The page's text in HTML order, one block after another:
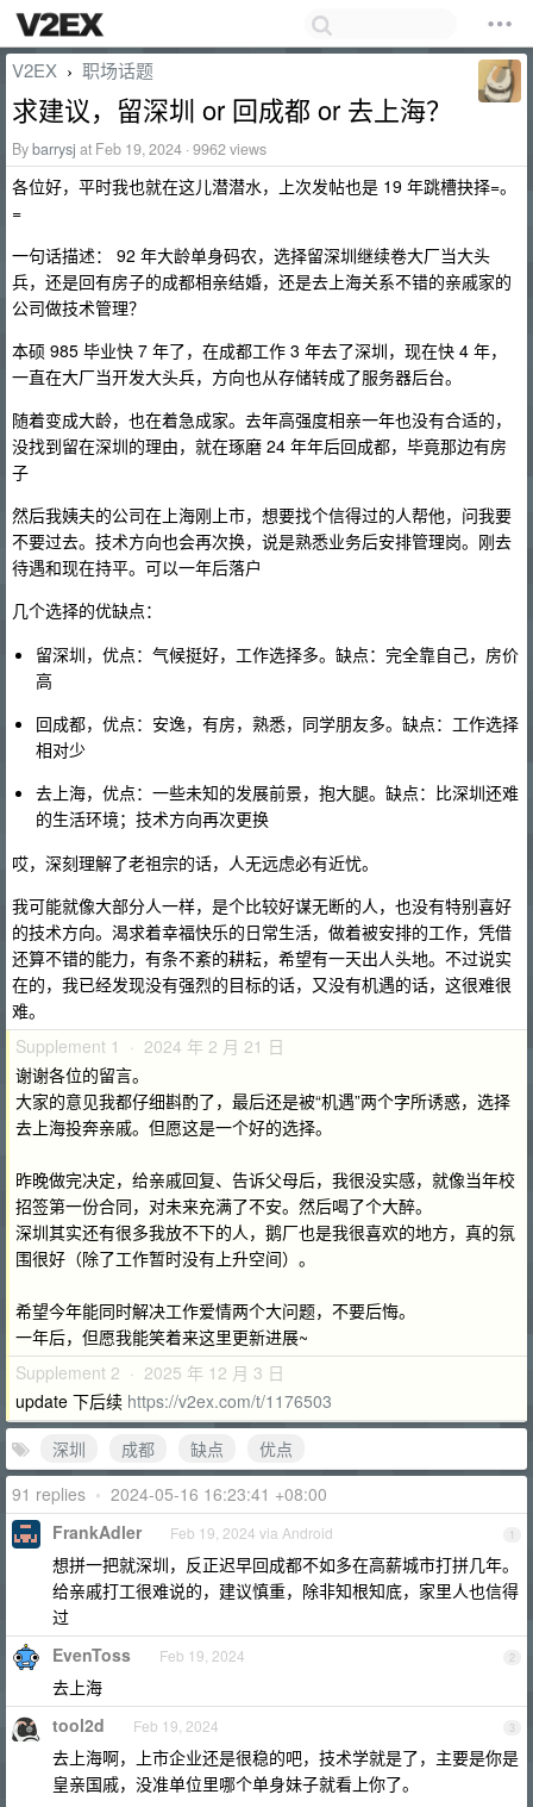
V2EX › 职场话题
求建议，留深圳 or 回成都 or 去上海？
Bybarrysj at Feb 19, 2024 · 9962 views
各位好，平时我也就在这儿潜潜水，上次发帖也是 19 年跳槽抉择=。
=
一句话描述： 92 年大龄单身码农，选择留深圳继续卷大厂当大头
兵，还是回有房子的成都相亲结婚，还是去上海关系不错的亲戚家的
公司做技术管理？
本硕 985 毕业快 7 年了，在成都工作 3 年去了深圳，现在快 4 年，
一直在大厂当开发大头兵，方向也从存储转成了服务器后台。
随着变成大龄，也在着急成家。去年高强度相亲一年也没有合适的，
没找到留在深圳的理由，就在琢磨 24 年年后回成都，毕竟那边有房
子
然后我姨夫的公司在上海刚上市，想要找个信得过的人帮他，问我要
不要过去。技术方向也会再次换，说是熟悉业务后安排管理岗。刚去
待遇和现在持平。可以一年后落户
几个选择的优缺点：
留深圳，优点：气候挺好，工作选择多。缺点：完全靠自己，房价
高
回成都，优点：安逸，有房，熟悉，同学朋友多。缺点：工作选择
相对少
去上海，优点：一些未知的发展前景，抱大腿。缺点：比深圳还难
的生活环境；技术方向再次更换
哎，深刻理解了老祖宗的话，人无远虑必有近忧。
我可能就像大部分人一样，是个比较好谋无断的人，也没有特别喜好
的技术方向。渴求着幸福快乐的日常生活，做着被安排的工作，凭借
还算不错的能力，有条不紊的耕耘，希望有一天出人头地。不过说实
在的，我已经发现没有强烈的目标的话，又没有机遇的话，这很难很
难。
Supplement 1 · 2024 年 2 月 21 日
谢谢各位的留言。
大家的意见我都仔细斟酌了，最后还是被“机遇”两个字所诱惑，选择
去上海投奔亲戚。但愿这是一个好的选择。
昨晚做完决定，给亲戚回复、告诉父母后，我很没实感，就像当年校
招签第一份合同，对未来充满了不安。然后喝了个大醉。
深圳其实还有很多我放不下的人，鹅厂也是我很喜欢的地方，真的氛
围很好（除了工作暂时没有上升空间）。
希望今年能同时解决工作爱情两个大问题，不要后悔。
一年后，但愿我能笑着来这里更新进展~
Supplement 2 · 2025 年 12 月 3 日
update 下后续 https://v2ex.com/t/1176503
深圳
成都 缺点
优点
91 replies • 2024-05-16 16:23:41 +08:00
1
FrankAdler Feb 19, 2024 via Android
想拼一把就深圳，反正迟早回成都不如多在高薪城市打拼几年。
给亲戚打工很难说的，建议慎重，除非知根知底，家里人也信得
过
2
EvenToss Feb 19, 2024
去上海
3
tool2d Feb 19, 2024
去上海啊，上市企业还是很稳的吧，技术学就是了，主要是你是
皇亲国戚，没准单位里哪个单身妹子就看上你了。